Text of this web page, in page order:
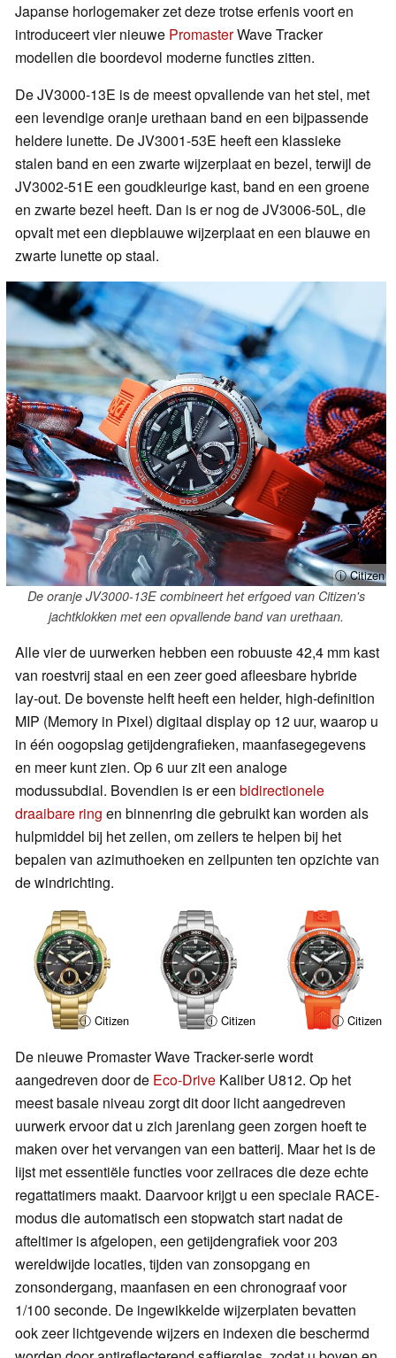
Japanse horlogemaker zet deze trotse erfenis voort en
introduceert vier nieuwe PromasterWave Tracker
modellen die boordevol moderne functies zitten.
De JV3000-13E is de meest opvallende van het stel, met
een levendige oranje urethaan band en een bijpassende
heldere lunette. De JV3001-53E heeft een klassieke
stalen band en een zwarte wijzerplaat en bezel, terwijl de
JV3002-51E een goudkleurige kast, band en een groene
en zwarte bezel heeft. Dan is er nog de JV3006-50L, die
opvalt met een diepblauwe wijzerplaat en een blauwe en
zwarte lunette op staal.
ⓘ Citizen
De oranje JV3000-13E combineert het erfgoed van Citizen's
jachtklokken met een opvallende band van urethaan.
Alle vier de uurwerken hebben een robuuste 42,4 mm kast
van roestvrij staal en een zeer goed afleesbare hybride
lay-out. De bovenste helft heeft een helder, high-definition
MIP (Memory in Pixel) digitaal display op 12 uur, waarop u
in één oogopslag getijdengrafieken, maanfasegegevens
en meer kunt zien. Op 6 uur zit een analoge
modussubdial. Bovendien is er een bidirectionele
draaibare ring en binnenring die gebruikt kan worden als
hulpmiddel bij het zeilen, om zeilers te helpen bij het
bepalen van azimuthoeken en zeilpunten ten opzichte van
de windrichting.
ⓘ Citizen ⓘ Citizen ⓘ Citizen
De nieuwe Promaster Wave Tracker-serie wordt
aangedreven door de Eco-Drive Kaliber U812. Op het
meest basale niveau zorgt dit door licht aangedreven
uurwerk ervoor dat u zich jarenlang geen zorgen hoeft te
maken over het vervangen van een batterij. Maar het is de
lijst met essentiële functies voor zeilraces die deze echte
regattatimers maakt. Daarvoor krijgt u een speciale RACE-
modus die automatisch een stopwatch start nadat de
afteltimer is afgelopen, een getijdengrafiek voor 203
wereldwijde locaties, tijden van zonsopgang en
zonsondergang, maanfasen en een chronograaf voor
1/100 seconde. De ingewikkelde wijzerplaten bevatten
ook zeer lichtgevende wijzers en indexen die beschermd